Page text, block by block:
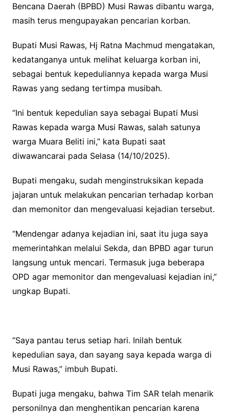
Bencana Daerah (BPBD) Musi Rawas dibantu warga,
masih terus mengupayakan pencarian korban.
Bupati Musi Rawas, Hj Ratna Machmud mengatakan,
kedatanganya untuk melihat keluarga korban ini,
sebagai bentuk kepeduliannya kepada warga Musi
Rawas yang sedang tertimpa musibah.
“Ini bentuk kepedulian saya sebagai Bupati Musi
Rawas kepada warga Musi Rawas, salah satunya
warga Muara Beliti ini,” kata Bupati saat
diwawancarai pada Selasa (14/10/2025).
Bupati mengaku, sudah menginstruksikan kepada
jajaran untuk melakukan pencarian terhadap korban
dan memonitor dan mengevaluasi kejadian tersebut.
“Mendengar adanya kejadian ini, saat itu juga saya
memerintahkan melalui Sekda, dan BPBD agar turun
langsung untuk mencari. Termasuk juga beberapa
OPD agar memonitor dan mengevaluasi kejadian ini,”
ungkap Bupati.
“Saya pantau terus setiap hari. Inilah bentuk
kepedulian saya, dan sayang saya kepada warga di
Musi Rawas,” imbuh Bupati.
Bupati juga mengaku, bahwa Tim SAR telah menarik
personilnya dan menghentikan pencarian karena